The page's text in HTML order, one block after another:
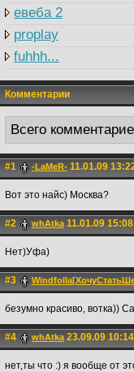
евеба 2
proplay
fuhhh...
Комментарии
Всего
#1 -LaMeR- 11.01.09
Вот это найс) Москва?
#2 whAtka11.01.09 15:08
Нет)Уфа)
#3
безумно красиво, вотка))
#4 whAtka23.09.09 10:14
нет,ты что :) я вообще от